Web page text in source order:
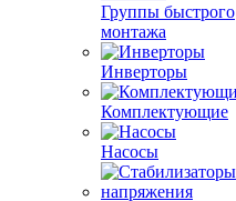
Группы быстрого
монтажа
Инверторы
Комплектующие
Насосы